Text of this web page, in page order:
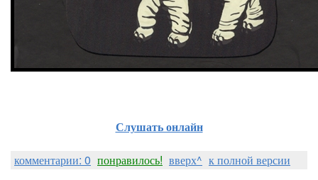
Слушать онлайн
комментарии: 0 понравилось! вверх^ к полной версии